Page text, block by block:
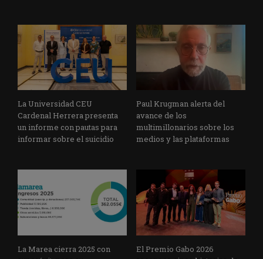
La Universidad CEU
Cardenal Herrera presenta
un informe con pautas para
informar sobre el suicidio
Paul Krugman alerta del
avance de los
multimillonarios sobre los
medios y las plataformas
La Marea cierra 2025 con
El Premio Gabo 2026